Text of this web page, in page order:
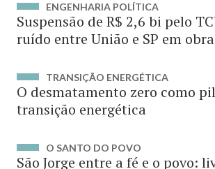
ENGENHARIA POLÍTICA
Suspensão de R$ 2,6 bi pelo
ruído entre União e SP em
TRANSIÇÃO ENERGÉTICA
O desmatamento zero como
transição energética
O SANTO DO POVO
São Jorge entre a fé e o povo: